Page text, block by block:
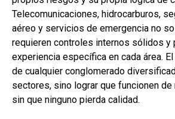
Telecomunicaciones, hidrocarburos,
aéreo y servicios de emergencia no
requieren controles internos sólidos y
experiencia específica en cada área.
de cualquier conglomerado
sectores, sino lograr que funcionen de
sin que ninguno pierda calidad.